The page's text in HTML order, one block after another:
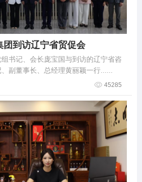
团到访辽宁省贸促会
书记、会长庞宝国与到访的辽宁省咨
副董事长、总经理黄丽颖一行......
45285